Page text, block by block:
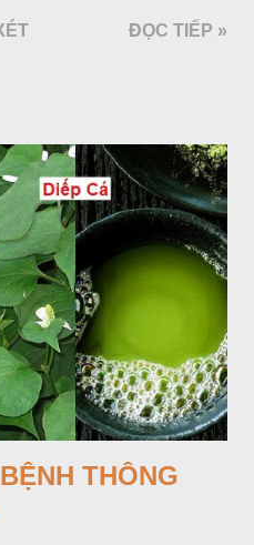
nâu, thịt trắng vàng và cứng.
trắng, mặt trong màu đỏ thẫm,
mang phần hoa cái ở dưới,
phân bố ở Ấn độ, Myanma,
Malaixia, Inđônêxia,
hoang rải rác ở khắp các
địa phương đem về trồng từ
dọc hàng rào và trên các
gia súc, gặp nhiều ở các tỉnh
ĐỌC TIẾP »
THÔNG